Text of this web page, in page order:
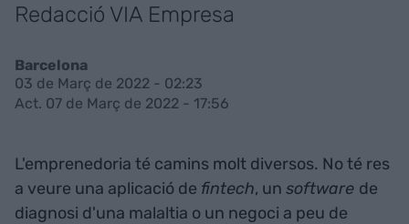
Redacció VIA Empresa
Barcelona
03 de Març de 2022 - 02:23
Act. 07 de Març de 2022 - 17:56
L'emprenedoria té camins molt diversos. No té res
a veure una aplicació de fintech, un software de
diagnosi d'una malaltia o un negoci a peu de